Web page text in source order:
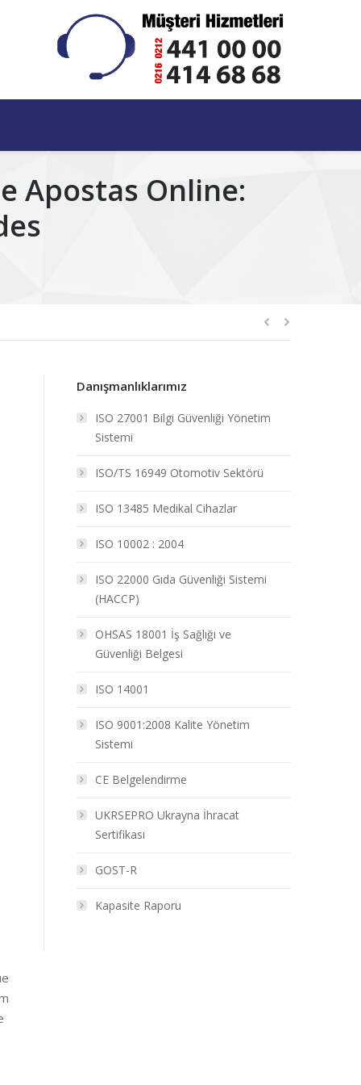
Apostas Online:
Danışmanlıklarımız
ISO 27001 Bilgi Güvenliği Yönetim
Sistemi
ISO/TS 16949 Otomotiv Sektörü
ISO 13485 Medikal Cihazlar
ISO 10002 : 2004
ISO 22000 Gıda Güvenliği Sistemi
(HACCP)
OHSAS 18001 İş Sağlığı ve
Güvenliği Belgesi
ISO 14001
ISO 9001:2008 Kalite Yönetim
Sistemi
CE Belgelendirme
UKRSEPRO Ukrayna İhracat
Sertifikası
GOST-R
Kapasite Raporu